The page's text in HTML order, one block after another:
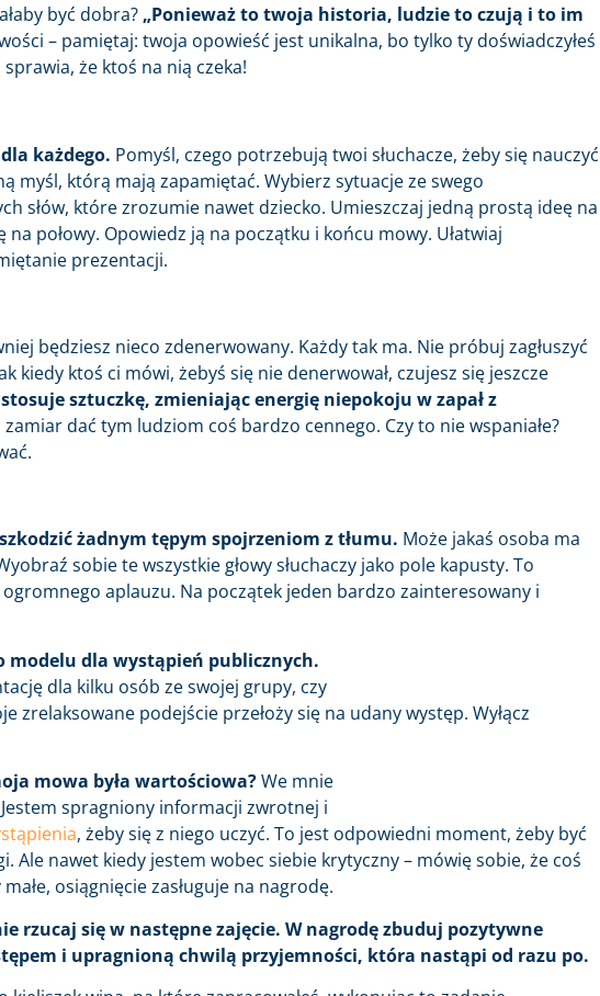
być dobra? „Ponieważ to twoja historia, ludzie to czują i to im
– pamiętaj: twoja opowieść jest unikalna, bo tylko ty doświadczyłeś
że ktoś na nią czeka!
każdego. Pomyśl, czego potrzebują twoi słuchacze, żeby się nauczyć
myśl, którą mają zapamiętać. Wybierz sytuacje ze swego
słów, które zrozumie nawet dziecko. Umieszczaj jedną prostą ideę na
połowy. Opowiedz ją na początku i końcu mowy. Ułatwiaj
prezentacji.
będziesz nieco zdenerwowany. Każdy tak ma. Nie próbuj zagłuszyć
kiedy ktoś ci mówi, żebyś się nie denerwował, czujesz się jeszcze
sztuczkę, zmieniając energię niepokoju w zapał z
zamiar dać tym ludziom coś bardzo cennego. Czy to nie wspaniałe?
żadnym tępym spojrzeniom z tłumu. Może jakaś osoba ma
sobie te wszystkie głowy słuchaczy jako pole kapusty. To
aplauzu. Na początek jeden bardzo zainteresowany i
modelu dla wystąpień publicznych.
dla kilku osób ze swojej grupy, czy
podejście przełoży się na udany występ. Wyłącz
mowa była wartościowa?We mnie
spragniony informacji zwrotnej i
, żeby się z niego uczyć. To jest odpowiedni moment, żeby być
nawet kiedy jestem wobec siebie krytyczny – mówię sobie, że coś
osiągnięcie zasługuje na nagrodę.
rzucaj się w następne zajęcie. W nagrodę zbuduj pozytywne
i upragnioną chwilą przyjemności, która nastąpi od razu po.